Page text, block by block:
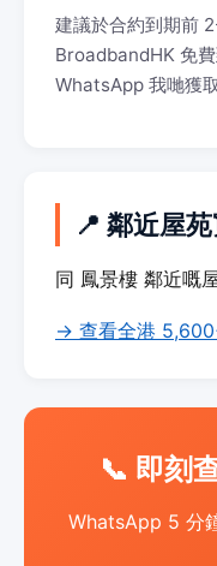
建議於合約到期前
BroadbandHK 免
WhatsApp 我哋獲
📍 鄰近屋
同 鳳景樓 鄰近嘅
→ 查看全港
📞 即刻
WhatsApp 5 分